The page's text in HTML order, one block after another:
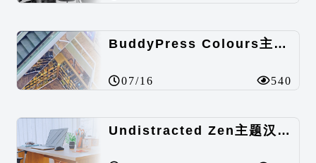
BuddyPress Colours主题汉化包
07/16 540
Undistracted Zen主题汉化包